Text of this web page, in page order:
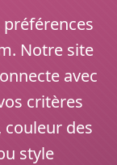
Notre site
avec
critères
des
style